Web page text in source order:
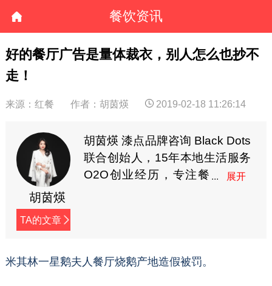
餐饮资讯
好的餐厅广告是量体裁衣，别人怎么也抄不
走！
来源：红餐 作者：胡茵煐 2019-02-18 11:26:14
胡茵煐
TA的文章
胡茵煐 漆点品牌咨询 Black Dots
联合创始人，15年本地生活服务
O2O创业经历，专注餐
样、蘇小柳点心专门店、陈记顺
米其林一星鹅夫人餐厅烧鹅产地造假被罚。